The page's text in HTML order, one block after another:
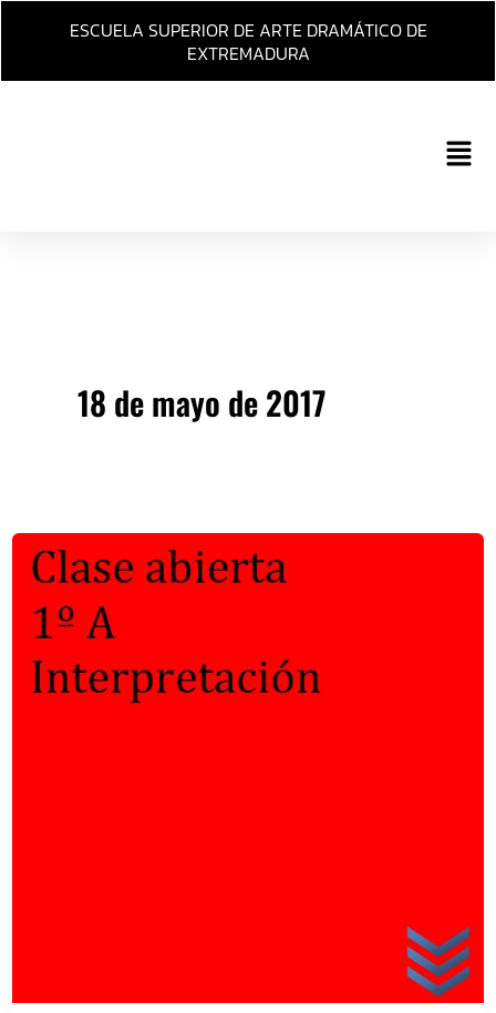
Ir
ESCUELA SUPERIOR DE ARTE DRAMÁTICO DE
EXTREMADURA
Main
18 de mayo de 2017